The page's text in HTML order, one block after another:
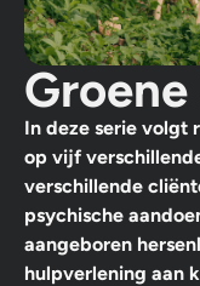
In deze serie volgt
op vijf
verschillende
psychische
aangeboren
hulpverlening aan